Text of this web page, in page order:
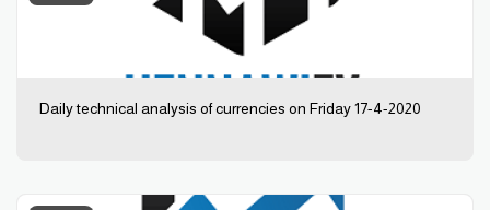
Daily technical analysis of currencies on Friday 17-4-2020